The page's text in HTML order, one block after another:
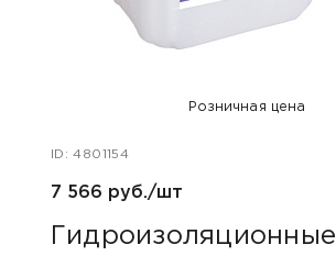
Розничная цена
ID: 4801154
7 566 руб./шт
Гидроизоляционные